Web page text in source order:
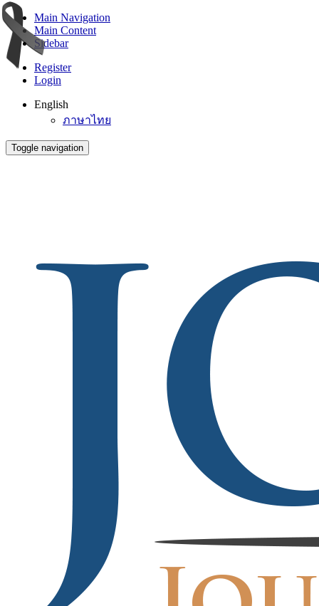
Main Navigation
Main Content
Sidebar
Register
Login
English
ภาษาไทย
Toggle navigation